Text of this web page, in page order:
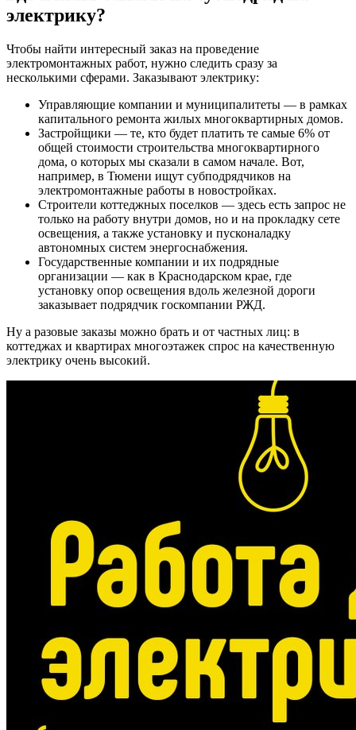
электрику?
Чтобы найти интересный заказ на проведение
электромонтажных работ, нужно следить сразу за
несколькими сферами. Заказывают электрику:
Управляющие компании и муниципалитеты — в рамках
капитального ремонта жилых многоквартирных домов.
Застройщики — те, кто будет платить те самые 6% от
общей стоимости строительства многоквартирного
дома, о которых мы сказали в самом начале. Вот,
например, в Тюмени ищут субподрядчиков на
электромонтажные работы в новостройках.
Строители коттеджных поселков — здесь есть запрос не
только на работу внутри домов, но и на прокладку сете
освещения, а также установку и пусконаладку
автономных систем энергоснабжения.
Государственные компании и их подрядные
организации — как в Краснодарском крае, где
установку опор освещения вдоль железной дороги
заказывает подрядчик госкомпании РЖД.
Ну а разовые заказы можно брать и от частных лиц: в
коттеджах и квартирах многоэтажек спрос на качественную
электрику очень высокий.